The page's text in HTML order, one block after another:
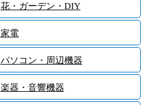
花・ガーデン・DIY
家電
パソコン・周辺機器
楽器・音響機器